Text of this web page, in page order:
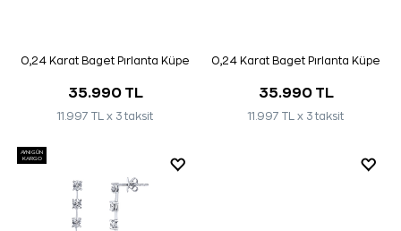
0,24 Karat Baget Pırlanta Küpe
35.990 TL
11.997 TL x 3 taksit
0,24 Karat Baget Pırlanta Küpe
35.990 TL
11.997 TL x 3 taksit
AYNI GÜN
KARGO